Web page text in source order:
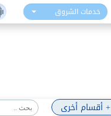
خدمات الشروق
+ أقسام أخرى